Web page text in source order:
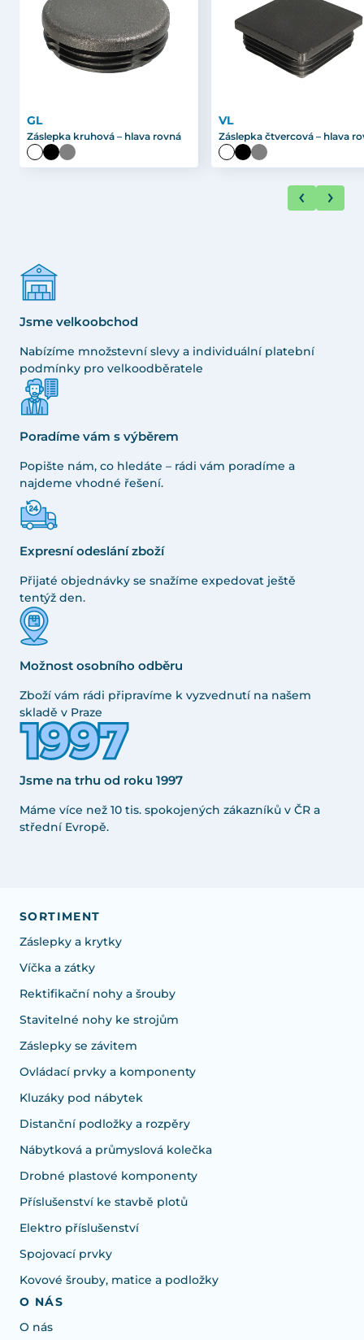
GL
Záslepka kruhová – hlava rovná
VL
Záslepka čtvercová – hlava
Jsme velkoobchod
Nabízíme množstevní slevy a individuální platební
podmínky pro velkoodběratele
Poradíme vám s výběrem
Popište nám, co hledáte – rádi vám poradíme a
najdeme vhodné řešení.
Expresní odeslání zboží
Přijaté objednávky se snažíme expedovat ještě
tentýž den.
Možnost osobního odběru
Zboží vám rádi připravíme k vyzvednutí na našem
skladě v Praze
Jsme na trhu od roku 1997
Máme více než 10 tis. spokojených zákazníků v ČR a
střední Evropě.
SORTIMENT
Záslepky a krytky
Víčka a zátky
Rektifikační nohy a šrouby
Stavitelné nohy ke strojům
Záslepky se závitem
Ovládací prvky a komponenty
Kluzáky pod nábytek
Distanční podložky a rozpěry
Nábytková a průmyslová kolečka
Drobné plastové komponenty
Příslušenství ke stavbě plotů
Elektro příslušenství
Spojovací prvky
Kovové šrouby, matice a podložky
O NÁS
O nás